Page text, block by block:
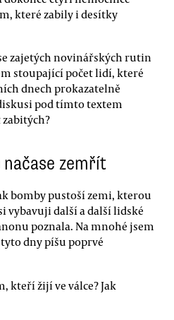
které zabily i desítky
zajetých novinářských rutin
stoupající počet lidí, které
dnech prokazatelně
pod tímto textem
zemřít
bomby pustoší zemi, kterou
vybavuji další a další lidské
poznala. Na mnohé jsem
dny píšu poprvé
kteří žijí ve válce? Jak